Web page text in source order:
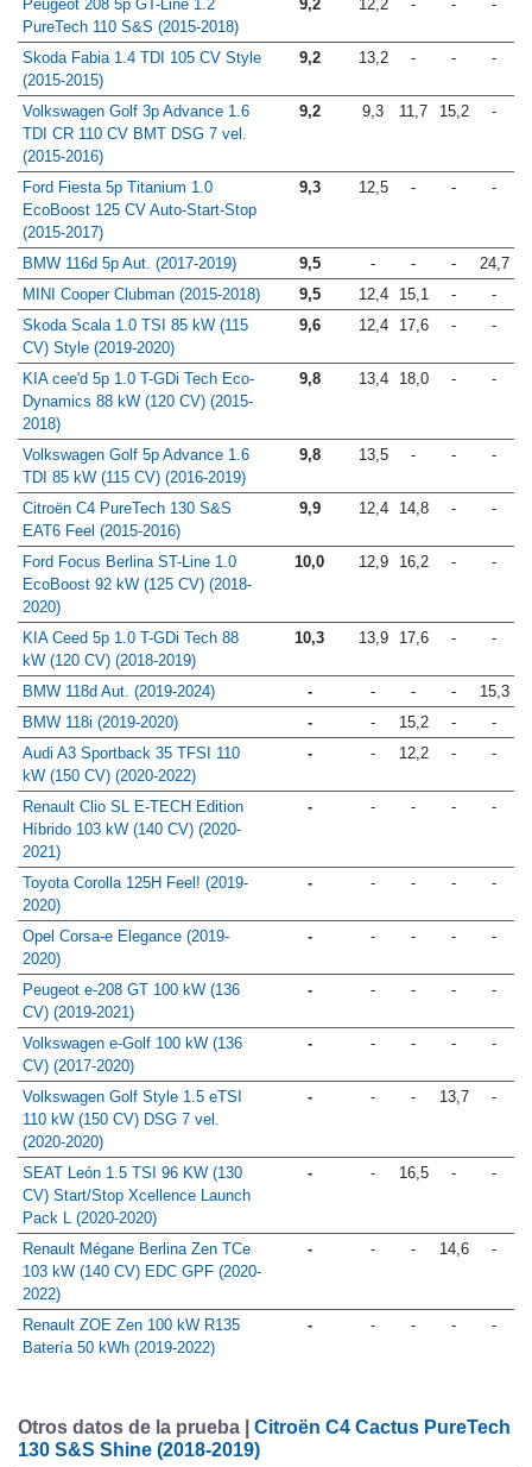
Peugeot 208 5p GT-Line 1.2
PureTech 110 S&S (2015-2018)
9,2 12,2 - - -
Skoda Fabia 1.4 TDI 105 CV Style
(2015-2015)
9,2 13,2 - - -
Volkswagen Golf 3p Advance 1.6
TDI CR 110 CV BMT DSG 7 vel.
(2015-2016)
9,2 9,3 11,7 15,2 -
Ford Fiesta 5p Titanium 1.0
EcoBoost 125 CV Auto-Start-Stop
(2015-2017)
9,3 12,5 - - -
BMW 116d 5p Aut. (2017-2019) 9,5 - - -
24,7
MINI Cooper Clubman (2015-2018)
9,5 12,4 15,1 -
-
Skoda Scala 1.0 TSI 85 kW (115
CV) Style (2019-2020)
9,6 12,4 17,6 - -
KIA cee'd 5p 1.0 T-GDi Tech Eco-
Dynamics 88 kW (120 CV) (2015-
2018)
9,8 13,4 18,0 - -
Volkswagen Golf 5p Advance 1.6
TDI 85 kW (115 CV) (2016-2019)
9,8 13,5 - - -
Citroën C4 PureTech 130 S&S
EAT6 Feel (2015-2016)
9,9 12,4 14,8 - -
Ford Focus Berlina ST-Line 1.0
EcoBoost 92 kW (125 CV) (2018-
2020)
10,0 12,9 16,2 - -
KIA Ceed 5p 1.0 T-GDi Tech 88
kW (120 CV) (2018-2019)
10,3 13,9 17,6 - -
BMW 118d Aut. (2019-2024) - - - -
15,3
BMW 118i (2019-2020)
- - 15,2 -
-
Audi A3 Sportback 35 TFSI 110
kW (150 CV) (2020-2022)
- - 12,2 - -
Renault Clio SL E-TECH Edition
Híbrido 103 kW (140 CV) (2020-
2021)
- - - - -
Toyota Corolla 125H Feel! (2019-
2020)
- - - - -
Opel Corsa-e Elegance (2019-
2020)
- - - - -
Peugeot e-208 GT 100 kW (136
CV) (2019-2021)
- - - - -
Volkswagen e-Golf 100 kW (136
CV) (2017-2020)
- - - - -
Volkswagen Golf Style 1.5 eTSI
110 kW (150 CV) DSG 7 vel.
(2020-2020)
- - - 13,7 -
SEAT León 1.5 TSI 96 KW (130
CV) Start/Stop Xcellence Launch
Pack L (2020-2020)
- - 16,5 - -
Renault Mégane Berlina Zen TCe
103 kW (140 CV) EDC GPF (2020-
2022)
- - - 14,6 -
Renault ZOE Zen 100 kW R135
Batería 50 kWh (2019-2022)
- - - - -
Otros datos de la prueba | Citroën C4 Cactus PureTech
130 S&S Shine (2018-2019)